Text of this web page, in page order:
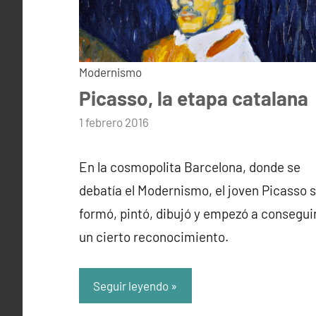
Modernismo
Picasso, la etapa catalana
por
1 febrero 2016
En la cosmopolita Barcelona, donde se
debatía el Modernismo, el joven Picasso
formó, pintó, dibujó y empezó a
un cierto reconocimiento.
Seguir leyendo